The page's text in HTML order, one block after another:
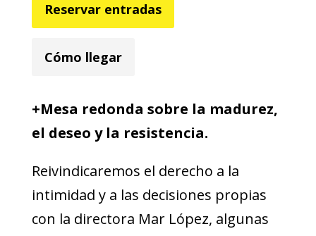
Reservar entradas
Cómo llegar
+Mesa redonda sobre la madurez,
el deseo y la resistencia.
Reivindicaremos el derecho a la
intimidad y a las decisiones propias
con la directora Mar López, algunas